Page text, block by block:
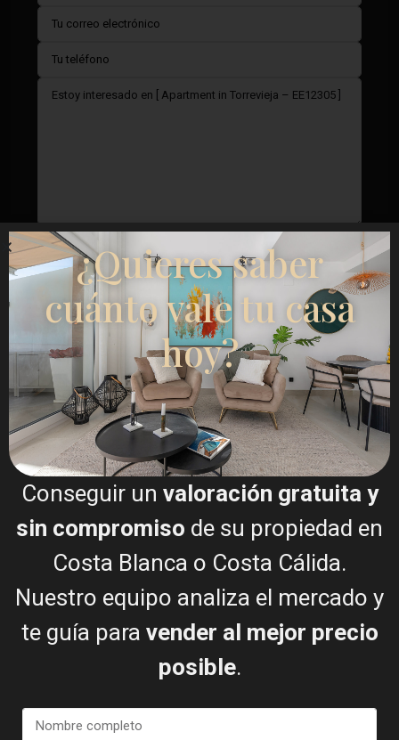
Doy mi consentimiento para elTérminos del RGPD
Llamar
WhatsApp
Planos de planta
¿Quieres saber
cuánto vale tu casa
hoy?
Conseguir un valoración gratuita y
sin compromiso de su propiedad en
Costa Blanca o Costa Cálida.
Nuestro equipo analiza el mercado y
te guía para vender al mejor precio
posible.